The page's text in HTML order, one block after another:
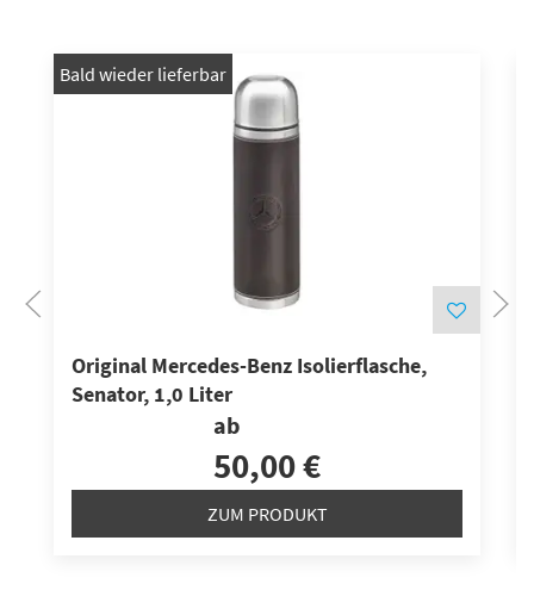
Bald wieder lieferbar
Original Mercedes-Benz Isolierflasche,
Senator, 1,0 Liter
ab
50,00 €
ZUM PRODUKT